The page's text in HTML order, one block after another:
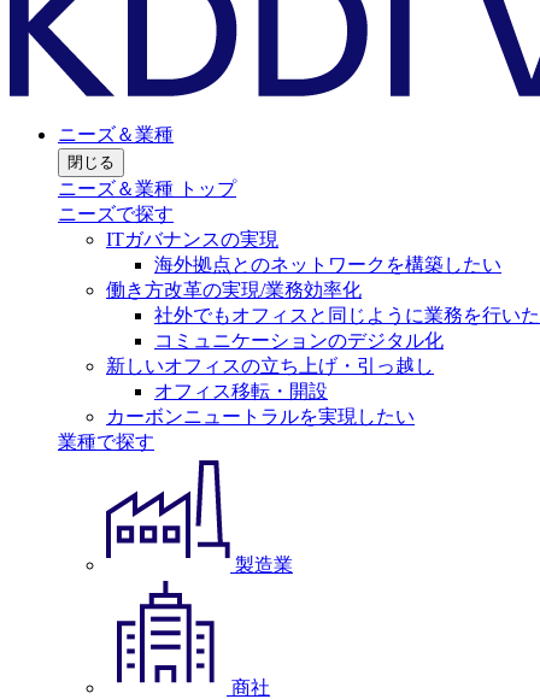
ニーズ＆業種
閉じる
ニーズ＆業種 トップ
ニーズで探す
ITガバナンスの実現
海外拠点とのネットワークを構築したい
働き方改革の実現/業務効率化
社外でもオフィスと同じように業務を行い
コミュニケーションのデジタル化
新しいオフィスの立ち上げ・引っ越し
オフィス移転・開設
カーボンニュートラルを実現したい
業種で探す
製造業
商社